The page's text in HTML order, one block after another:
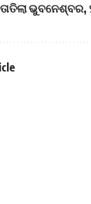
ଭୁବନେଶ୍ବର,